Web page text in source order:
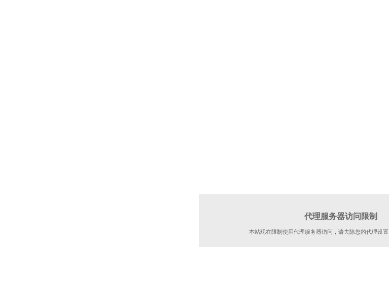
代理服务器访问限制
本站现在限制使用代理服务器访问，请去除您的代理设置